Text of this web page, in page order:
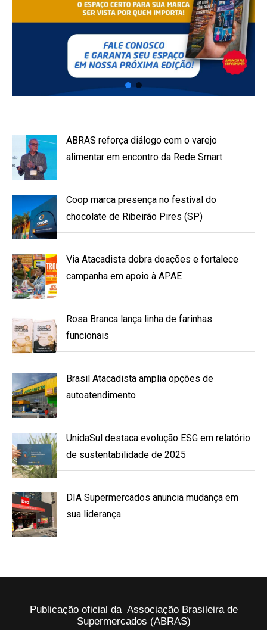
ABRAS reforça diálogo com o varejo
alimentar em encontro da Rede Smart
Coop marca presença no festival do
chocolate de Ribeirão Pires (SP)
Via Atacadista dobra doações e fortalece
campanha em apoio à APAE
Rosa Branca lança linha de farinhas
funcionais
Brasil Atacadista amplia opções de
autoatendimento
UnidaSul destaca evolução ESG em relatório
de sustentabilidade de 2025
DIA Supermercados anuncia mudança em
sua liderança
Publicação oficial da Associação Brasileira de
Supermercados (ABRAS)